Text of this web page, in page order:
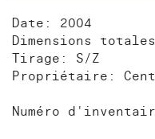
Date: 2004
Dimensions
Tirage: S/Z
Propriétaire:
Numéro